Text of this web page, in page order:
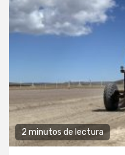
2 minutos de lectura